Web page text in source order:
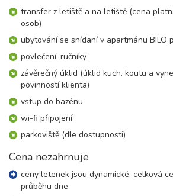
17 400 Kč
transfer z letiště a na letiště (cena
osob)
ubytování se snídaní v apartmánu BILO
povlečení, ručníky
závěrečný úklid (úklid kuch. koutu a
povinností klienta)
vstup do bazénu
wi-fi připojení
parkoviště (dle dostupnosti)
Cena nezahrnuje
ceny letenek jsou dynamické, celková
průběhu dne